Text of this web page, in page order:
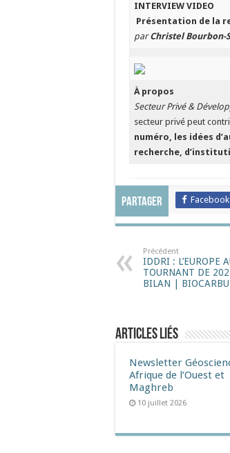
INTERVIEW VIDEO
Présentation de la
parChristel Bourbon-
À propos
Secteur Privé &
secteur privé peut
numéro, les idées
recherche,
Partager Facebook
Précédent
IDDRI : L’EUROPE
TOURNANT DE
BILAN |
Articles liés
Newsletter
Afrique de l’Ouest et
Maghreb
10 juillet 2026